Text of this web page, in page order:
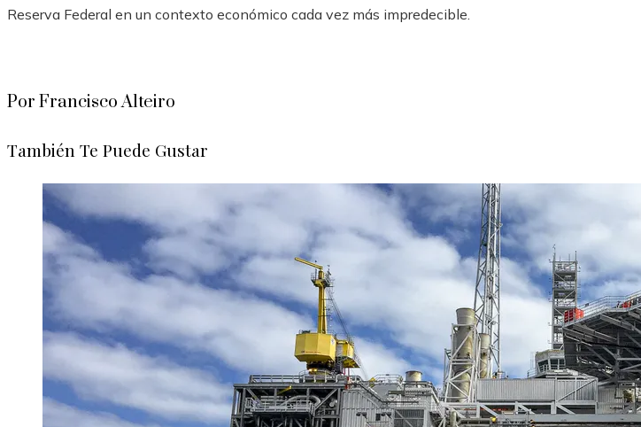
Reserva Federal en un contexto económico cada vez más impredecible.
Por Francisco Alteiro
También Te Puede Gustar